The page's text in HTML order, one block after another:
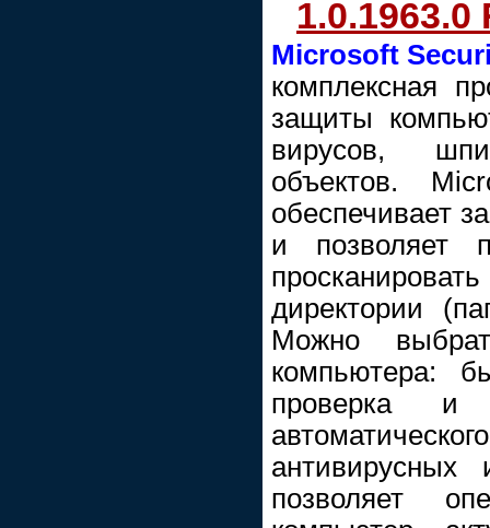
1.0.1963.0
Microsoft
комплексная
защиты
вирусов,
объектов.
обеспечивает
и позволяет
директории
Можно
компьютера:
проверка и
антивирусных
позволяет